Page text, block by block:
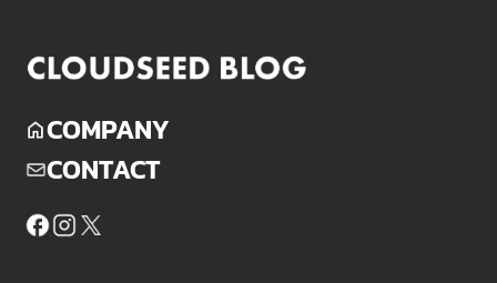
COMPANY
CONTACT